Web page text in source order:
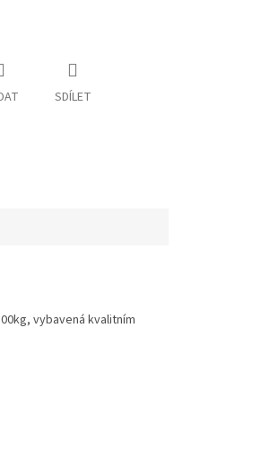
SDÍLET
vybavená kvalitním